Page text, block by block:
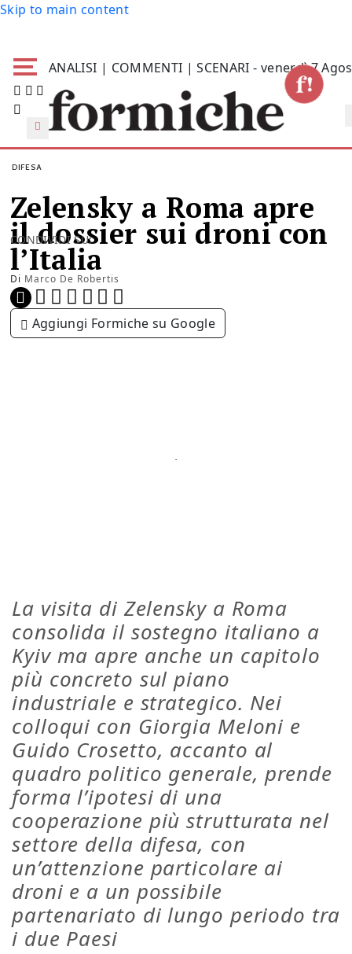
Skip to main content
ANALISI | COMMENTI | SCENARI - venerdì 7
DIFESA
Zelensky a Roma apre
il dossier sui droni con
l’Italia
Di Marco De Robertis
CONDIVIDI SU:
Aggiungi Formiche su Google
La visita di Zelensky a Roma
consolida il sostegno italiano a
Kyiv ma apre anche un capitolo
più concreto sul piano
industriale e strategico. Nei
colloqui con Giorgia Meloni e
Guido Crosetto, accanto al
quadro politico generale, prende
forma l’ipotesi di una
cooperazione più strutturata nel
settore della difesa, con
un’attenzione particolare ai
droni e a un possibile
partenariato di lungo periodo tra
i due Paesi